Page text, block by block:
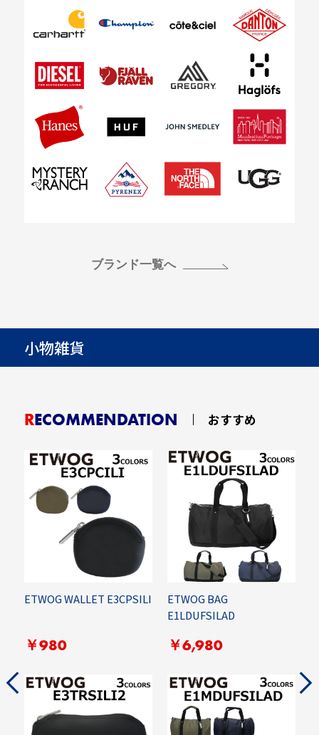
ブランド一覧へ
小物雑貨
RECOMMENDATION おすすめ
ETWOG WALLET E3CPSILI
￥980
ETWOG BAG
E1LDUFSILAD
￥6,980